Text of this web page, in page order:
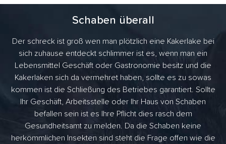
Schaben überall
Der schreck ist groß wen man plötzlich eine Kakerlake bei
sich zuhause entdeckt schlimmer ist es, wenn man ein
Lebensmittel Geschäft oder Gastronomie besitz und die
Kakerlaken sich da vermehret haben, sollte es zu sowas
kommen ist die Schließung des Betriebes garantiert. Sollte
Ihr Geschäft, Arbeitsstelle oder Ihr Haus von Schaben
befallen sein ist es Ihre Pflicht dies rasch dem
Gesundheitsamt zu melden. Da die Schaben keine
herkömmlichen Insekten sind steht die Frage offen wie die